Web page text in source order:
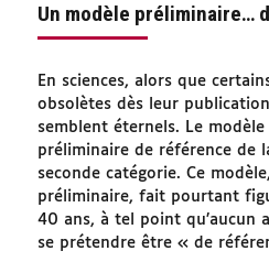
Un modèle préliminaire…
En sciences, alors que
obsolètes dès leur
semblent éternels. Le modèle
préliminaire de référence de
seconde catégorie. Ce
préliminaire, fait pourtant
40 ans, à tel point qu’aucun
se prétendre être « de